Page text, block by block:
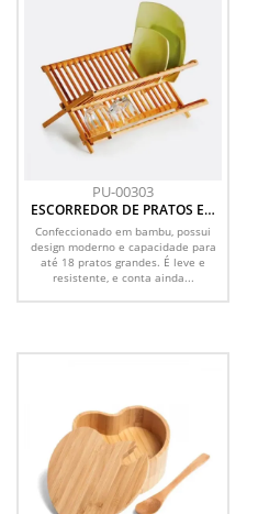
PU-00303
ESCORREDOR DE PRATOS EM
BAMBU QUIOTO
Confeccionado em bambu, possui
design moderno e capacidade para
até 18 pratos grandes. É leve e
resistente, e conta ainda...